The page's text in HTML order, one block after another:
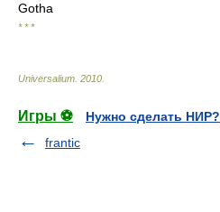
Gotha
* * *
Universalium 2010
Игры ⚽
Нужно сделать НИР?
frantic